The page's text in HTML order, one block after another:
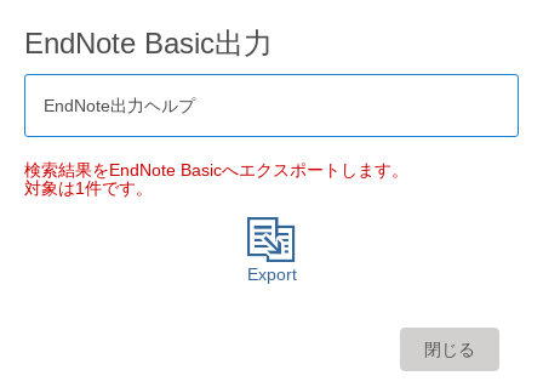
EndNote Basic出力
EndNote出力ヘルプ
検索結果をEndNote Basicへエクスポートします。
対象は1件です。
Export